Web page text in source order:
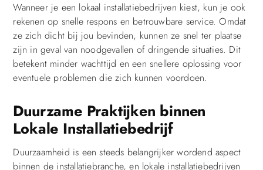
Wanneer je een lokaal installatiebedrijven kiest, kun je ook
rekenen op snelle respons en betrouwbare service. Omdat
ze zich dicht bij jou bevinden, kunnen ze snel ter plaatse
zijn in geval van noodgevallen of dringende situaties. Dit
betekent minder wachttijd en een snellere oplossing voor
eventuele problemen die zich kunnen voordoen.
Duurzame Praktijken binnen
Lokale Installatiebedrijf
Duurzaamheid is een steeds belangrijker wordend aspect
binnen de installatiebranche, en lokale installatiebedrijven